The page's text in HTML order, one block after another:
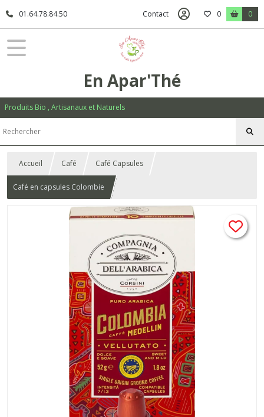
01.64.78.84.50 Contact 0 0
En Apar'Thé
Produits Bio , Artisanaux et Naturels
Accueil Café Café Capsules
Café en capsules Colombie